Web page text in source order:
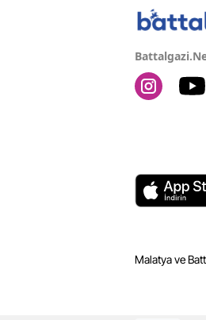
Malatya ve